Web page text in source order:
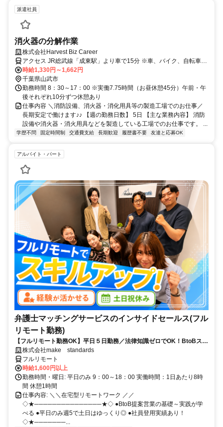
派遣社員
消火器の分解作業
株式会社Harvest Biz Career
アクセス JR総武線「成東駅」より車で15分 ※車、バイク、自転車通
勤OK ※駐車場無料 ※通勤手当規定内支給（月20,000円まで） ※派
遣求人のため地図情報は市役所などの位置になっております。ご了承
ください。
時給1,330円～1,662円
千葉県山武市
勤務時間 8：30～17：00 ※実働7.75時間（お昼休憩45分）午前・午
後それぞれ10分ずつ休憩あり
仕事内容 ＼消防設備、消火器・消化用具等の製造工場でのお仕事／
長期安定で働けます♪♪ 【週の勤務日数】 5日 【主な業務内容】 消防
設備や消火器・消火用具などを製造している工場でのお仕事です。 ...
学歴不問 固定時間制 交通費支給 長期歓迎 履歴書不要 友達と応募OK
アルバイト・パート
弁護士マッチングサービスのインサイドセールス(フル
リモート勤務)
【フルリモート勤務OK】平日５日勤務／法律知識ゼロでOK！BtoBスキ
ルが身につく営業職
株式会社make standards
フルリモート
時給1,600円以上
勤務時間・曜日: 平日のみ 9：00～18：00 実働時間：1日あたり8時
間 休憩1時間
仕事内容: ＼＼在宅型リモートワーク ／／
◇★───────────────★◇ ●BtoB提案営業の基礎～実践が学
べる ●平日のみ週5で土日はゆっくり◎ ●社員登用実績あり！
◇★───────...